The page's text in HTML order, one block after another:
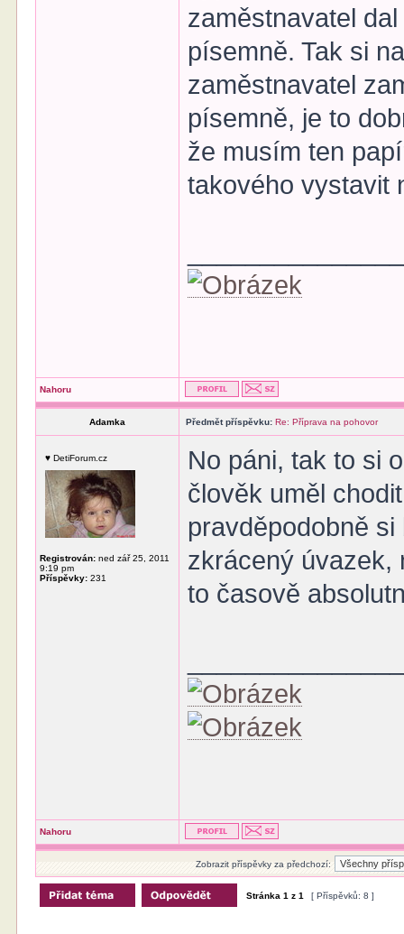
zaměstnavatel
písemně. Tak si
zaměstnavatel
písemně, je to
že musím ten
takového vystavit
Nahoru
Adamka Předmět příspěvku: Re: Příprava na pohovor
♥ DetiForum.cz
Registrován: ned zář 25, 2011
9:19 pm
Příspěvky: 231
No páni, tak to si
člověk uměl
pravděpodobně
zkrácený úvazek,
to časově
Nahoru
Zobrazit příspěvky za předchozí:
Stránka1 z1 [ Příspěvků: 8 ]